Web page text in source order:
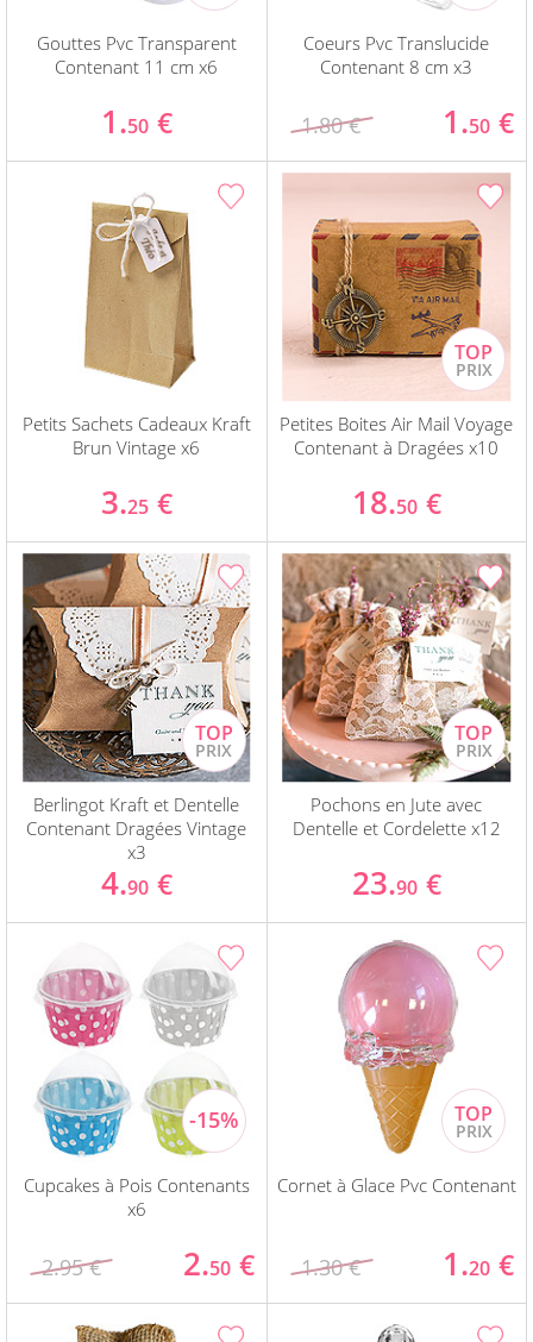
Gouttes Pvc Transparent
Contenant 11 cm x6
1.50 €
Coeurs Pvc Translucide
Contenant 8 cm x3
1.80 € 1.50 €
Petits Sachets Cadeaux Kraft
Brun Vintage x6
3.25 €
Petites Boites Air Mail Voyage
Contenant à Dragées x10
18.50 €
Berlingot Kraft et Dentelle
Contenant Dragées Vintage
x3
4.90 €
Pochons en Jute avec
Dentelle et Cordelette x12
23.90 €
Cupcakes à Pois Contenants
x6
2.95 € 2.50 €
Cornet à Glace Pvc Contenant
1.30 € 1.20 €